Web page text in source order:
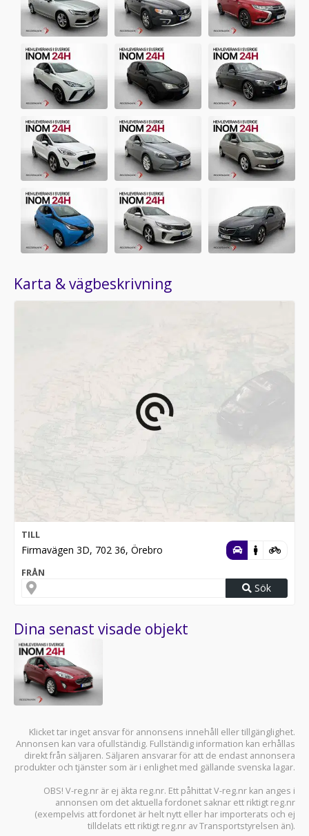
Karta & vägbeskrivning
TILL
Firmavägen 3D, 702 36, Örebro
FRÅN
Sök
Dina senast visade objekt
Klicket tar inget ansvar för annonsens innehåll eller tillgänglighet.
Annonsen kan vara ofullständig. Fullständig information kan erhållas
direkt från säljaren. Säljaren ansvarar för att de endast annonsera
produkter och tjänster som är i enlighet med gällande svenska lagar.
OBS! V-reg.nr är ej äkta reg.nr. Ett påhittat V-reg.nr kan anges i
annonsen om det aktuella fordonet saknar ett riktigt reg.nr
(exempelvis att fordonet är helt nytt eller har importerats och ej
tilldelats ett riktigt reg.nr av Transportstyrelsen än).